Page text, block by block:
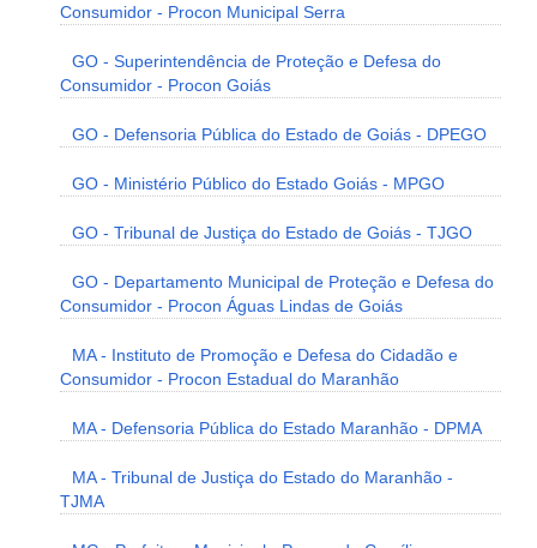
Consumidor - Procon Municipal Serra
GO - Superintendência de Proteção e Defesa do
Consumidor - Procon Goiás
GO - Defensoria Pública do Estado de Goiás - DPEGO
GO - Ministério Público do Estado Goiás - MPGO
GO - Tribunal de Justiça do Estado de Goiás - TJGO
GO - Departamento Municipal de Proteção e Defesa do
Consumidor - Procon Águas Lindas de Goiás
MA - Instituto de Promoção e Defesa do Cidadão e
Consumidor - Procon Estadual do Maranhão
MA - Defensoria Pública do Estado Maranhão - DPMA
MA - Tribunal de Justiça do Estado do Maranhão -
TJMA